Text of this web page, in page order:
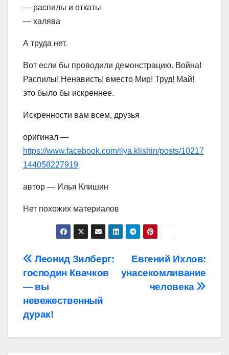
— распилы и откаты
— халява
А труда нет.
Вот если бы проводили демонстрацию. Война!
Распилы! Ненависть! вместо Мир! Труд! Май!
это было бы искреннее.
Искренности вам всем, друзья
оригинал —
https://www.facebook.com/ilya.klishin/posts/10217
144058227919
автор — Илья Клишин
Нет похожих материалов
Навигация
по
записям
Евгений Ихлов:
унасекомливание
человека
Леонид Зилберг:
господин Квачков
— вы
невежественный
дурак!